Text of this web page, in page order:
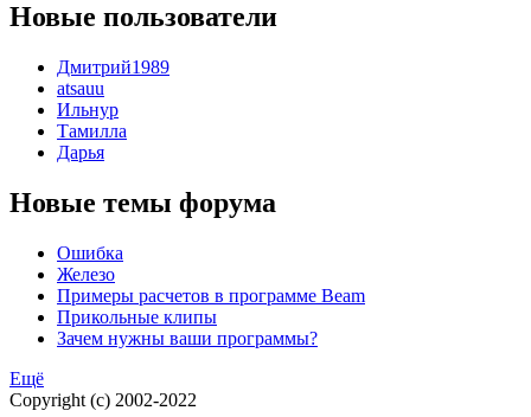
Новые пользователи
Дмитрий1989
atsauu
Ильнур
Тамилла
Дарья
Новые темы форума
Ошибка
Железо
Примеры расчетов в программе Beam
Прикольные клипы
Зачем нужны ваши программы?
Ещё
Copyright (c) 2002-2022